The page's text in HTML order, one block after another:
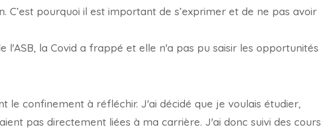
C’est pourquoi il est important de s’exprimer et de ne pas avoir
l'ASB, la Covid a frappé et elle n'a pas pu saisir les opportunités
le confinement à réfléchir. J'ai décidé que je voulais étudier,
pas directement liées à ma carrière. J'ai donc suivi des cours